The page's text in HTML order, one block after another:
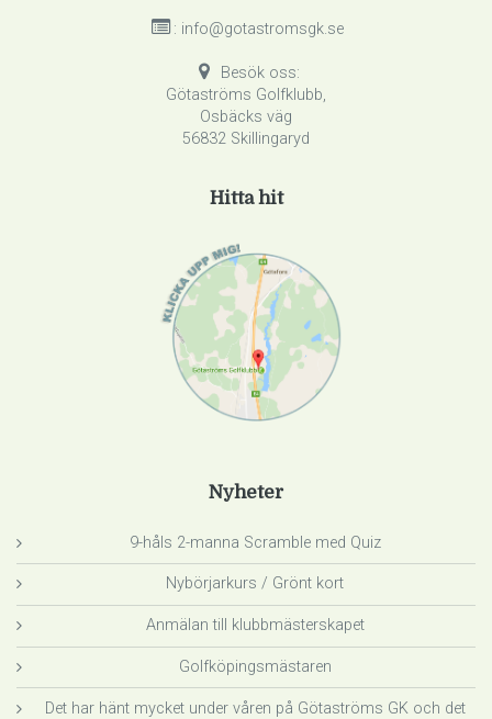
: info@gotastromsgk.se
Besök oss:
Götaströms Golfklubb,
Osbäcks väg
56832 Skillingaryd
Hitta hit
Nyheter
9-håls 2-manna Scramble med Quiz
Nybörjarkurs / Grönt kort
Anmälan till klubbmästerskapet
Golfköpingsmästaren
Det har hänt mycket under våren på Götaströms GK och det